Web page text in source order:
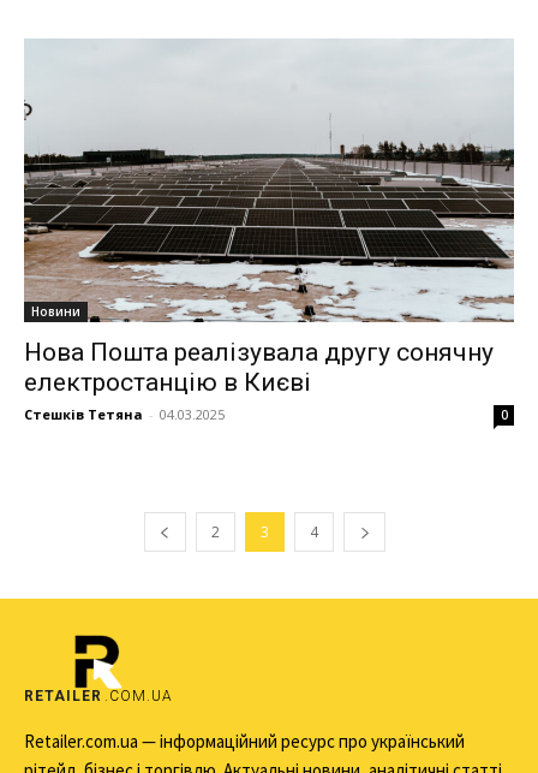
Новини
Нова Пошта реалізувала другу сонячну
електростанцію в Києві
Стешків Тетяна - 04.03.2025 0
2 3 4
RETAILER .COM.UA
Retailer.com.ua — інформаційний ресурс про український